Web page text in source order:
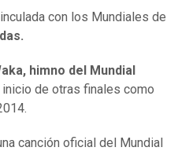
con los Mundiales de
himno del Mundial
de otras finales como
canción oficial del Mundial